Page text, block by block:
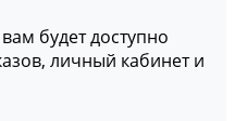
будет доступно
личный кабинет и